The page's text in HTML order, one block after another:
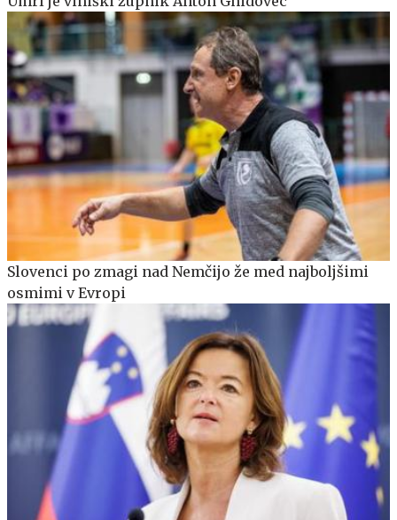
Slovenci po zmagi nad Nemčijo že med najboljšimi
osmimi v Evropi